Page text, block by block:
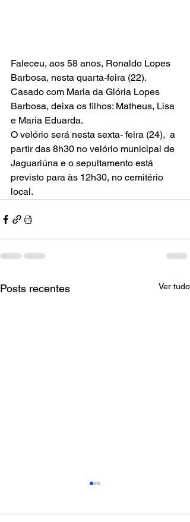
Faleceu, aos 58 anos, Ronaldo Lopes
Barbosa, nesta quarta-feira (22).
Casado com Maria da Glória Lopes
Barbosa, deixa os filhos: Matheus, Lisa
e Maria Eduarda.
O velório será nesta sexta- feira (24),  a
partir das 8h30 no velório municipal de
Jaguariúna e o sepultamento está
previsto para às 12h30, no cemitério
local.
Posts recentes Ver tudo